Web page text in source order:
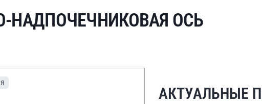
НАДПОЧЕЧНИКОВАЯ ОСЬ
АКТУАЛЬНЫЕ